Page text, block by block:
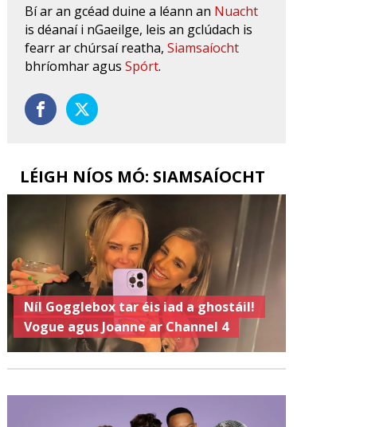
Bí ar an gcéad duine a léann an Nuacht
is déanaí i nGaeilge, leis an gclúdach is
fearr ar chúrsaí reatha,Siamsaíocht
bhríomhar agusSpórt.
LÉIGH NÍOS MÓ: SIAMSAÍOCHT
Níl Gogglebox tar éis iad a ghostáil!
Vogue agus Joanne ar Channel 4